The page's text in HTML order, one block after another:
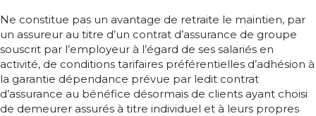
Ne constitue pas un avantage de retraite le maintien, par
un assureur au titre d’un contrat d’assurance de groupe
souscrit par l’employeur à l’égard de ses salariés en
activité, de conditions tarifaires préférentielles d’adhésion à
la garantie dépendance prévue par ledit contrat
d’assurance au bénéfice désormais de clients ayant choisi
de demeurer assurés à titre individuel et à leurs propres